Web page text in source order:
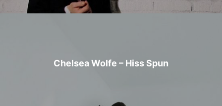
Chelsea Wolfe – Hiss Spun